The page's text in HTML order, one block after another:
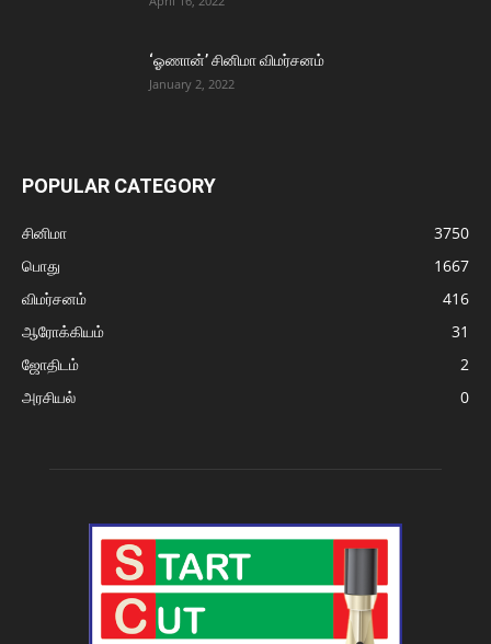
‘ஓணான்’ சினிமா விமர்சனம்
January 2, 2022
POPULAR CATEGORY
சினிமா
3750
பொது
1667
விமர்சனம்
416
ஆரோக்கியம்
31
ஜோதிடம்
2
அரசியல்
0